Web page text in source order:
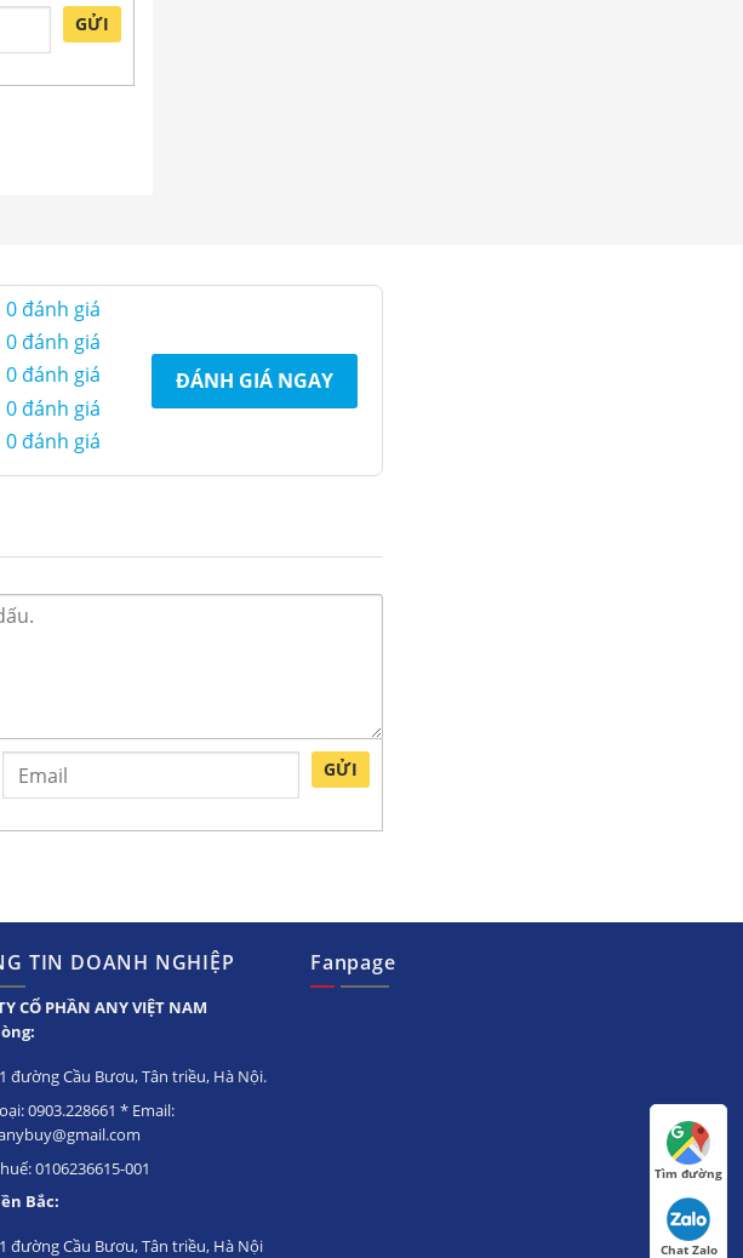
thiết kế 4
thiết kế
nước,
trên cửa
nhanh
siêu tiết
GỬI
0 đánh giá
0 đánh giá
0 đánh giá
0 đánh giá
0 đánh giá
ĐÁNH GIÁ NGAY
GỬI
TIN DOANH NGHIỆP
CỔ PHẦN ANY VIỆT NAM
đường Cầu Bươu, Tân triều, Hà Nội.
0903.228661 * Email:
0106236615-001
Bắc:
đường Cầu Bươu, Tân triều, Hà Nội
Fanpage
Tìm đường
Chat Zalo